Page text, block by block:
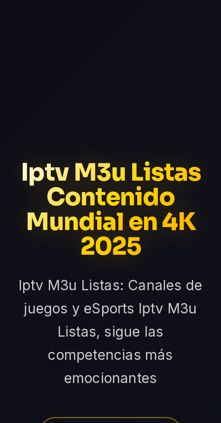
Iptv M3u Listas
Contenido
Mundial en 4K
2025
Iptv M3u Listas: Canales de
juegos y eSports Iptv M3u
Listas, sigue las
competencias más
emocionantes